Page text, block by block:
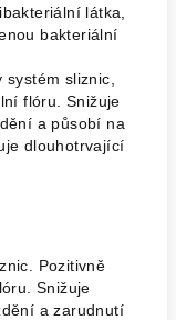
látka,
bakteriální
sliznic,
flóru. Snižuje
a působí na
dlouhotrvající
Pozitivně
Snižuje
a zarudnutí